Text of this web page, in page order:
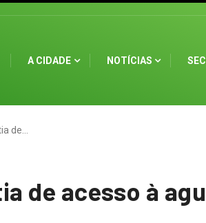
A CIDADE NOTÍCIAS
de…
de acesso à